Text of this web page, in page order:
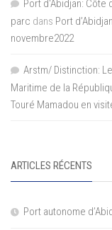
Port d'Abidjan: Côte
parc dans Port
novembre2022
Arstm/ Distinction:
Maritime de la
Touré Mamadou en
ARTICLES RÉCENTS
Port autonome